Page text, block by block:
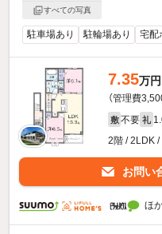
すべての写真
駐車場あり 駐輪場あり 宅配
7.35万円
（管理費
敷 不要 礼
2階 / 2LDK /
お問い
ほ